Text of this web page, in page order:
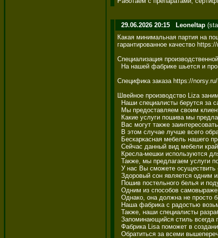
29.06.2026 20:15 Leoneltap
Какая минимальная партия на
гарантированное качество
Специализация
На нашей фабрике шьется и
Специфика заказа https://
Швейное производство Liza
Наши специалисты берутся за
Мы предоставляем своим
Какие услуги пошива мы
Вас могут также заинтересовать
В этом случае лучше всего
Бескаркасная мебель нашего
Сейчас данный вид мебели
Кресла-мешки используются
Также, мы предлагаем услуги
У нас Вы сможете осуществить
Здоровый сон является одним
Пошив постельного белья и
Одним из способов
Однако, она должна не просто
Наша фабрика с радостью
Также, наши специалисты
Запоминающийся стиль всегда
Фабрика Lisa поможет в
Обратиться за всеми